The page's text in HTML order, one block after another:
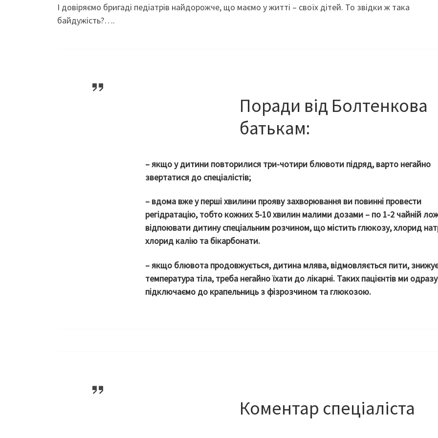
І довіряємо бригаді педіатрів найдорожче, що маємо у житті – своїх дітей. То звідки ж така
байдужість?….
Поради від Болтенкова
батькам:
– якщо у дитини повторилися три-чотири блювоти підряд, варто негайно
звертатися до спеціалістів;
– вдома вже у перші хвилини прояву захворювання ви повинні провести
регідратацію, тобто кожних 5-10 хвилин малими дозами – по 1-2 чайній
відпоювати дитину спеціальним розчином, що містить глюкозу, хлорид
хлорид калію та бікарбонати.
– якщо блювота продовжується, дитина млява, відмовляється пити,
температура тіла, треба негайно їхати до лікарні. Таких пацієнтів ми одразу
підключаємо до крапельниць з фізрозчином та глюкозою.
Коментар спеціаліста